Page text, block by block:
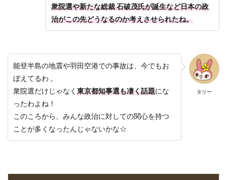
衆院選や新たな総裁 石破茂氏が誕生など日本の政
治がこの先どうなるのか考えさせられたね。
タリー
能登半島の地震や羽田空港での事故は、今でもお
ぼえてるわ 。
衆院選だけじゃなく 東京都知事選も凄く話題にな
ったわよね！
このころから、みんな政治に対しての関心を持つ
ことが多くなったんじゃないかな☆